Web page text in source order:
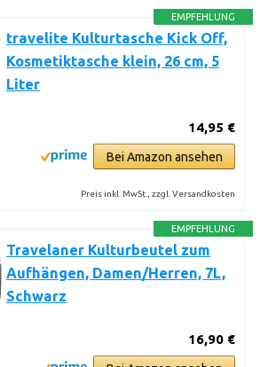
EMPFEHLUNG
travelite Kulturtasche Kick Off,
Kosmetiktasche klein, 26 cm, 5
Liter
14,95 €
Bei Amazon ansehen
Preis inkl. MwSt., zzgl. Versandkosten
EMPFEHLUNG
Travelaner Kulturbeutel zum
Aufhängen, Damen/Herren, 7L,
Schwarz
16,90 €